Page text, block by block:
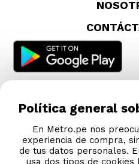
Política general
En Metro.pe nos
experiencia de compra,
de tus datos personales.
usa dos tipos de cookies